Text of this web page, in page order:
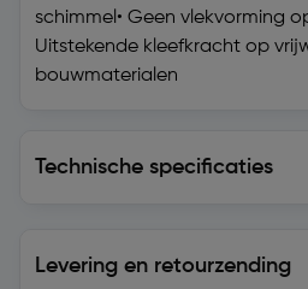
schimmel• Geen vlekvorming
Uitstekende kleefkracht op
bouwmaterialen
Technische specificaties
Levering en retourzending